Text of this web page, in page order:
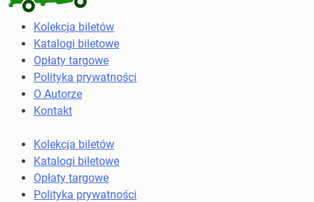
Kolekcja
biletów
komunikacji
miejskiej
kolejowych
Kolekcja biletów
Katalogi biletowe
Opłaty targowe
Polityka prywatności
O Autorze
Kontakt
Kolekcja biletów
Katalogi biletowe
Opłaty targowe
Polityka prywatności